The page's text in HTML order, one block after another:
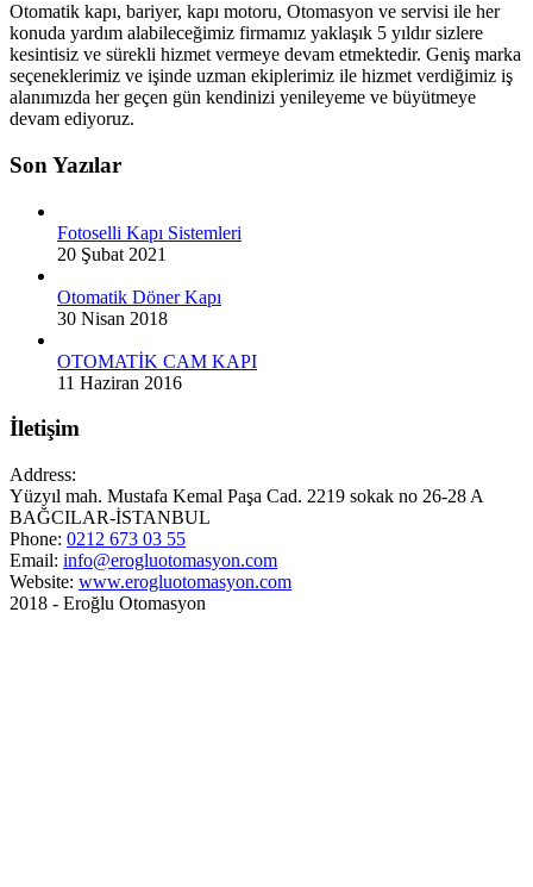
Otomatik kapı, bariyer, kapı motoru, Otomasyon ve servisi ile her
konuda yardım alabileceğimiz firmamız yaklaşık 5 yıldır sizlere
kesintisiz ve sürekli hizmet vermeye devam etmektedir. Geniş marka
seçeneklerimiz ve işinde uzman ekiplerimiz ile hizmet verdiğimiz iş
alanımızda her geçen gün kendinizi yenileyeme ve büyütmeye
devam ediyoruz.
Son Yazılar
Fotoselli Kapı Sistemleri
20 Şubat 2021
Otomatik Döner Kapı
30 Nisan 2018
OTOMATİK CAM KAPI
11 Haziran 2016
İletişim
Address:
Yüzyıl mah. Mustafa Kemal Paşa Cad. 2219 sokak no 26-28 A
BAĞCILAR-İSTANBUL
Phone: 0212 673 03 55
Email: info@erogluotomasyon.com
Website: www.erogluotomasyon.com
2018 - Eroğlu Otomasyon